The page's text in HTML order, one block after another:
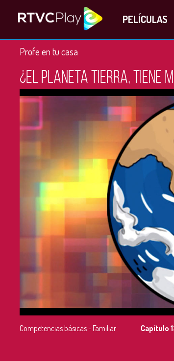
PELÍCULAS
Profe en tu casa
¿El planeta tierra, tiene
Competencias básicas - Familiar Capítulo